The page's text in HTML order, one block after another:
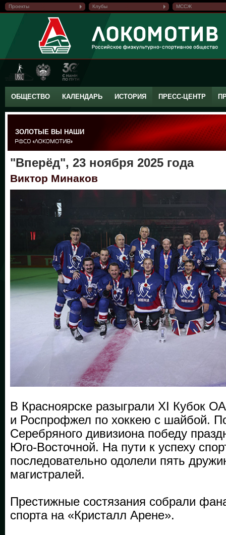
Проекты Клубы МССЖ
ОБЩЕСТВО КАЛЕНДАРЬ ИСТОРИЯ ПРЕСС-ЦЕНТР
ЗОЛОТЫЕ ВЫ НАШИ
"Вперёд", 23 ноября 2025 года
Виктор Минаков
В Красноярске разыграли XI Кубок
и Роспрофжел по хоккею с шайбой.
Серебряного дивизиона победу
Юго-Восточной. На пути к успеху
последовательно одолели пять
магистралей.
Престижные состязания собрали
спорта на «Кристалл Арене».